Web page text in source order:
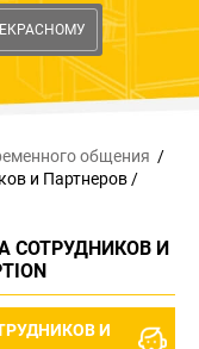
общения
и Партнеров /
И
И